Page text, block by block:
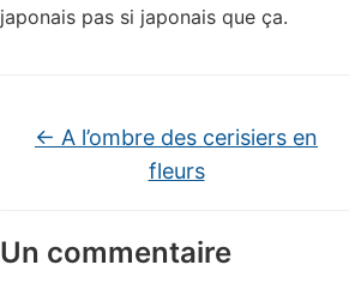
japonais pas si japonais que ça.
← A l’ombre des cerisiers en
fleurs
Un commentaire